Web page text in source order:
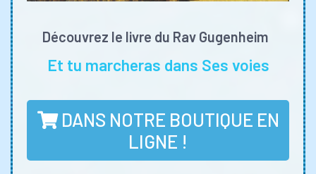
Découvrez le livre du Rav Gugenheim
Et tu marcheras dans Ses voies
DANS NOTRE BOUTIQUE EN
LIGNE !